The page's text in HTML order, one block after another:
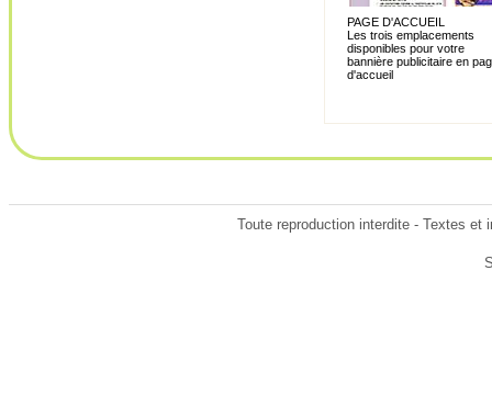
PAGE D'ACCUEIL
Les trois emplacements
disponibles pour votre
bannière publicitaire en
d'accueil
Toute reproduction interdite - Textes